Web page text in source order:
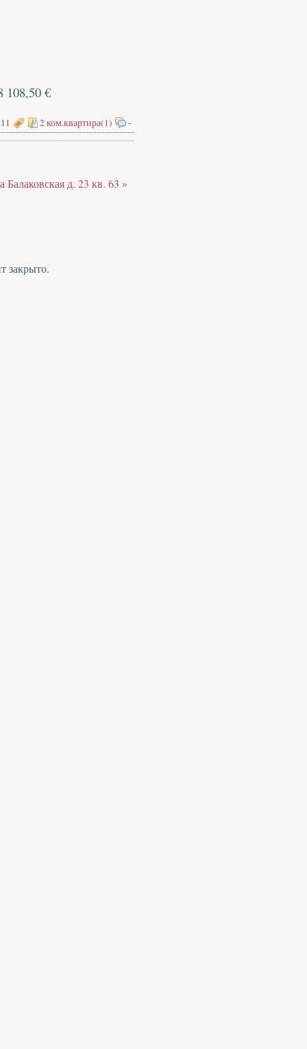
108,50 €
2 ком.квартира(1) -
Балаковская д. 23 кв. 63 »
закрыто.